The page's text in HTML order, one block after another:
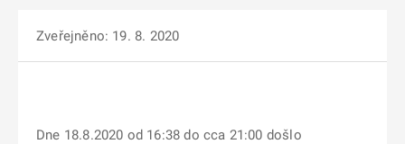
Zveřejněno: 19. 8. 2020
Dne 18.8.2020 od 16:38 do cca 21:00 došlo